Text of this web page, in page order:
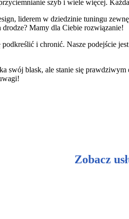
szyb i wiele więcej.
liderem w dziedzinie tuningu
drodze? Mamy dla Ciebie rozwiązanie!
i chronić. Nasze podejście
swój blask, ale stanie się
Zobacz